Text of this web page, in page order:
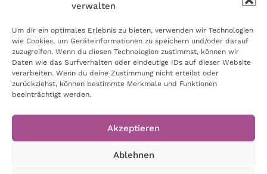
verwalten
Um dir ein optimales Erlebnis zu bieten, verwenden wir Technologien
wie Cookies, um Geräteinformationen zu speichern und/oder darauf
zuzugreifen. Wenn du diesen Technologien zustimmst, können wir
Daten wie das Surfverhalten oder eindeutige IDs auf dieser Website
verarbeiten. Wenn du deine Zustimmung nicht erteilst oder
zurückziehst, können bestimmte Merkmale und Funktionen
beeinträchtigt werden.
Akzeptieren
Ablehnen
Ratzefatz trifft, erfährt er, dass
immer als Leseratte auf die Welt
kommt. Dann lernt er auch noch
das Mädchen Marie kennen und
sein Leben verändert sich völlig.
Ein süßes Buch, das zum Lesen
verführt!